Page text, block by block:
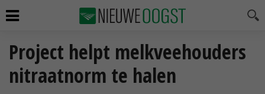
Project helpt melkveehouders
nitraatnorm te halen